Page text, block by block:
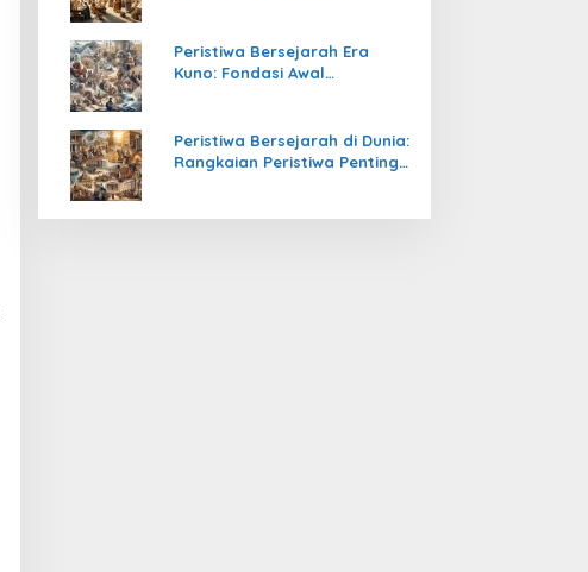
Peristiwa Bersejarah Era
Kuno: Fondasi Awal
Peristiwa Bersejarah di Dunia:
Rangkaian Peristiwa Penting